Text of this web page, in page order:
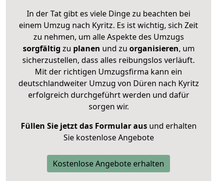
In der Tat gibt es viele Dinge zu beachten bei
einem Umzug nach Kyritz. Es ist wichtig, sich Zeit
zu nehmen, um alle Aspekte des Umzugs
sorgfältig zu planen und zu organisieren, um
sicherzustellen, dass alles reibungslos verläuft.
Mit der richtigen Umzugsfirma kann ein
deutschlandweiter Umzug von Düren nach Kyritz
erfolgreich durchgeführt werden und dafür
sorgen wir.
Füllen Sie jetzt das Formular ausund erhalten
Sie kostenlose Angebote
Kostenlose Angebote erhalten